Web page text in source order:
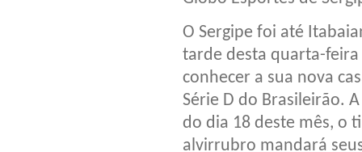
O Sergipe foi até
tarde desta quarta-
conhecer a sua nova
Série D do Brasileirão.
do dia 18 deste mês, o
alvirrubro mandará